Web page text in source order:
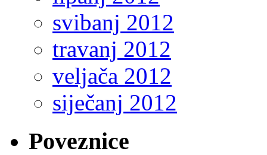
svibanj 2012
travanj 2012
veljača 2012
siječanj 2012
Poveznice